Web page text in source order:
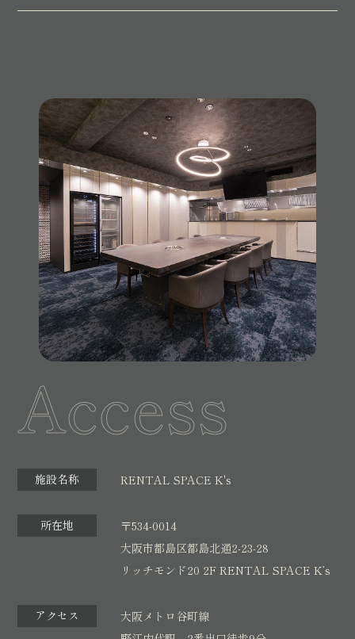
Access
施設名称 RENTAL SPACE K's
所在地
〒534-0014
大阪市都島区都島北通2-23-28
リッチモンド20 2F RENTAL SPACE K’s
アクセス
大阪メトロ谷町線